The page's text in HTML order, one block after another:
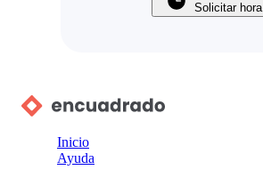
Solicitar hora
Inicio
Ayuda